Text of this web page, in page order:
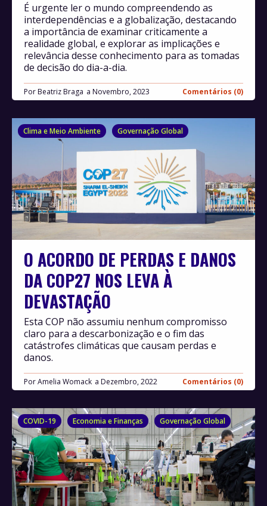
Por Beatriz Braga Novembro, 2023 Comentários (0)
É urgente ler o mundo compreendendo as
interdependências e a globalização, destacando
a importância de examinar criticamente a
realidade global, e explorar as implicações e
relevância desse conhecimento para as tomadas
de decisão do dia-a-dia.
Clima e Meio Ambiente Governação Global
O ACORDO DE PERDAS E DANOS
DA COP27 NOS LEVA À
DEVASTAÇÃO
PorAmelia Womack Dezembro, 2022 Comentários (0)
Esta COP não assumiu nenhum compromisso
claro para a descarbonização e o fim das
catástrofes climáticas que causam perdas e
danos.
COVID-19 Economia e Finanças Governação Global